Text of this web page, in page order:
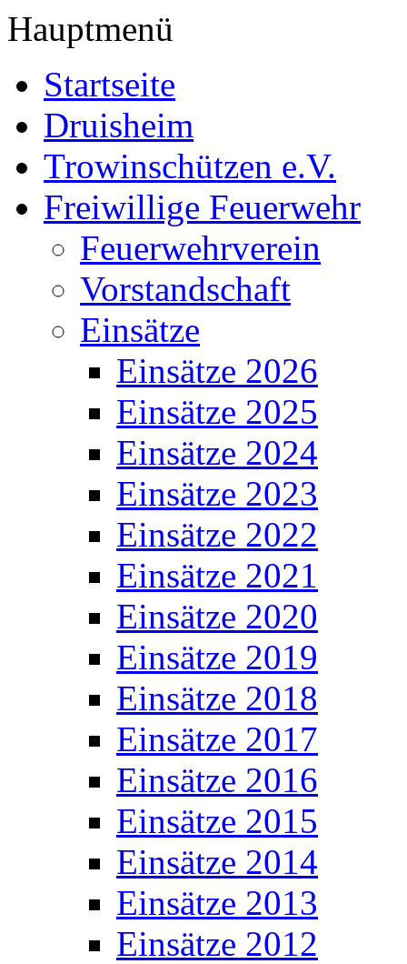
Hauptmenü
Startseite
Druisheim
Trowinschützen e.V.
Freiwillige Feuerwehr
Feuerwehrverein
Vorstandschaft
Einsätze
Einsätze 2026
Einsätze 2025
Einsätze 2024
Einsätze 2023
Einsätze 2022
Einsätze 2021
Einsätze 2020
Einsätze 2019
Einsätze 2018
Einsätze 2017
Einsätze 2016
Einsätze 2015
Einsätze 2014
Einsätze 2013
Einsätze 2012